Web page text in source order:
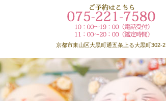
京都市東山区大黒町通五条上る大黒町302-2